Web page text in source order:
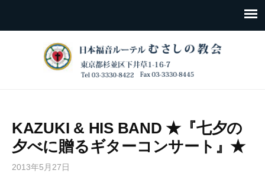
KAZUKI & HIS BAND ★『七夕の
夕べに贈るギターコンサート』★
2013年5月27日